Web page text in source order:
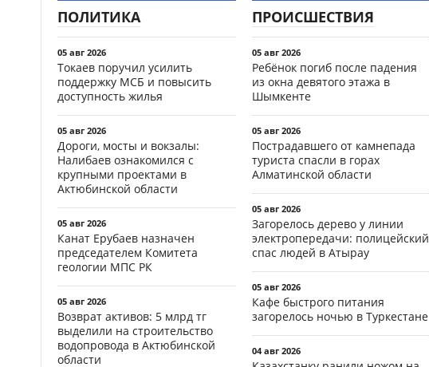
ПОЛИТИКА
05 авг 2026
Токаев поручил усилить
поддержку МСБ и повысить
доступность жилья
05 авг 2026
Дороги, мосты и вокзалы:
Налибаев ознакомился с
крупными проектами в
Актюбинской области
05 авг 2026
Канат Ерубаев назначен
председателем Комитета
геологии МПС РК
05 авг 2026
Возврат активов: 5 млрд тг
выделили на строительство
водопровода в Актюбинской
области
ПРОИСШЕСТВИЯ
05 авг 2026
Ребёнок погиб после падения
из окна девятого этажа в
Шымкенте
05 авг 2026
Пострадавшего от камнепада
туриста спасли в горах
Алматинской области
05 авг 2026
Загорелось дерево у линии
электропередачи: полицейский
спас людей в Атырау
05 авг 2026
Кафе быстрого питания
загорелось ночью в Туркестане
04 авг 2026